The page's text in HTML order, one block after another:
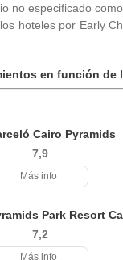
no especificado
hoteles por Early
en función de
Cairo Pyramids
7,9
Más info
Park Resort
7,2
Más info